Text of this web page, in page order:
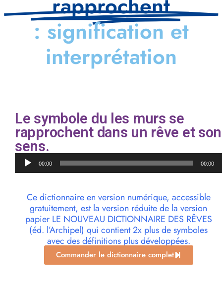
: signification et
interprétation
Le symbole du les murs se
rapprochent dans un rêve et son
sens.
Lecteur
audio00:00 00:00
Ce dictionnaire en version numérique, accessible
gratuitement, est la version réduite de la version
papier LE NOUVEAU DICTIONNAIRE DES RÊVES
(éd. l’Archipel) qui contient 2x plus de symboles
avec des définitions plus développées.
Commander le dictionnaire complet